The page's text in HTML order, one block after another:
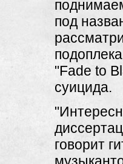
под
"Fade to
суицида.
говорит